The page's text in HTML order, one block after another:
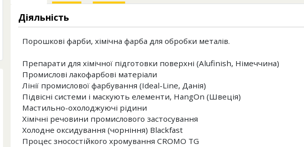
Діяльність
Порошкові фарби, хімічна фарба для обробки металів.
Препарати для хімічної підготовки поверхні (Alufinish, Німеччина)
Промислові лакофарбові матеріали
Лінії промислової фарбування (Ideal-Line, Данія)
Підвісні системи і маскують елементи, HangOn (Швеція)
Мастильно-охолоджуючі рідини
Хімічні речовини промислового застосування
Холодне оксидування (чорніння) Blackfast
Процес зносостійкого хромування CROMO TG